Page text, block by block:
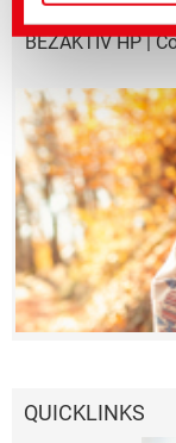
BEZAKTIV HP |
QUICKLINKS